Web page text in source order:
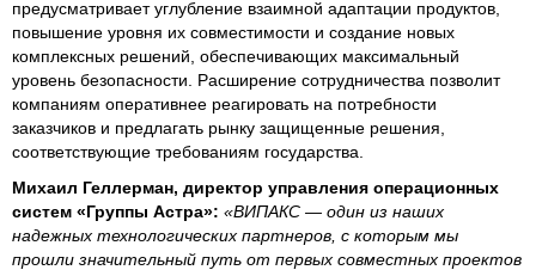
предусматривает углубление взаимной адаптации продуктов,
повышение уровня их совместимости и создание новых
комплексных решений, обеспечивающих максимальный
уровень безопасности. Расширение сотрудничества позволит
компаниям оперативнее реагировать на потребности
заказчиков и предлагать рынку защищенные решения,
соответствующие требованиям государства.
Михаил Геллерман, директор управления операционных
систем «Группы Астра»: «ВИПАКС — один из наших
надежных технологических партнеров, с которым мы
прошли значительный путь от первых совместных проектов